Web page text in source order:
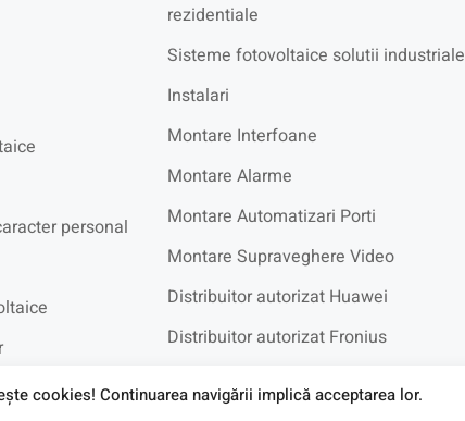
cookies! Continuarea navigării implică acceptarea lor.
personal
rezidentiale
Sisteme fotovoltaice solutii industriale
Instalari
Montare Interfoane
Montare Alarme
Montare Automatizari Porti
Montare Supraveghere Video
Distribuitor autorizat Huawei
Distribuitor autorizat Fronius